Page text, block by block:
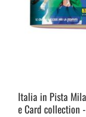
Italia in Pista
e Card collection